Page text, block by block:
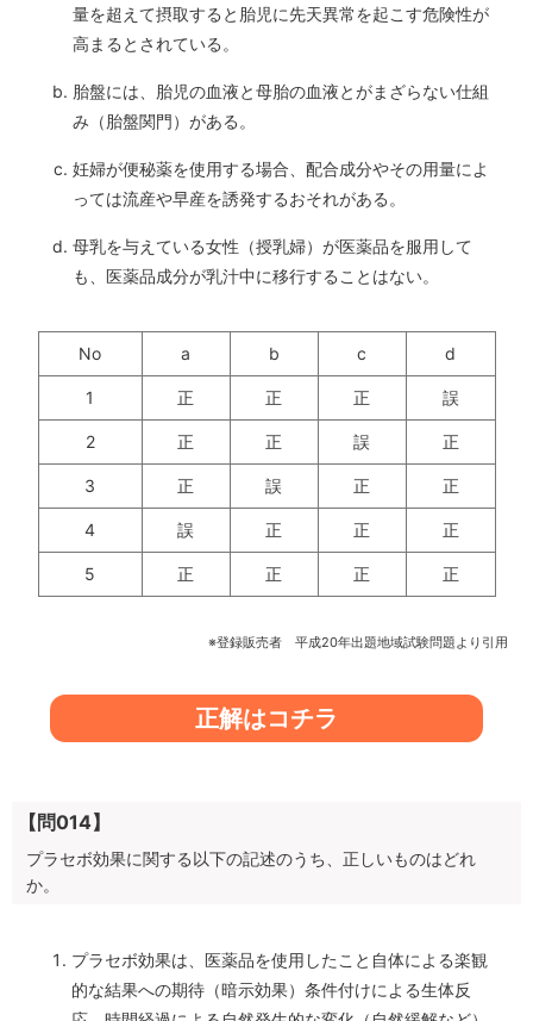
量を超えて摂取すると胎児に先天異常を起こす危険性が
高まるとされている。
胎盤には、胎児の血液と母胎の血液とがまざらない仕組
み（胎盤関門）がある。
妊婦が便秘薬を使用する場合、配合成分やその用量によ
っては流産や早産を誘発するおそれがある。
母乳を与えている女性（授乳婦）が医薬品を服用して
も、医薬品成分が乳汁中に移行することはない。
No a b c d
1 正 正 正 誤
2 正 正 誤 正
3 正 誤 正 正
4 誤 正 正 正
5 正 正 正 正
※登録販売者 平成20年出題地域試験問題より引用
正解はコチラ
【問014】
プラセボ効果に関する以下の記述のうち、正しいものはどれ
か。
プラセボ効果は、医薬品を使用したこと自体による楽観
的な結果への期待（暗示効果）条件付けによる生体反